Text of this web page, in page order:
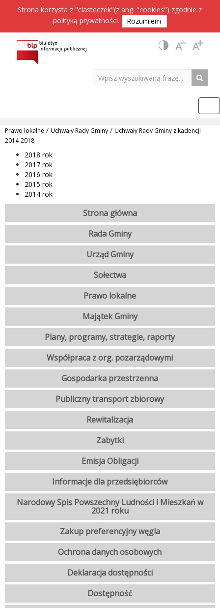
Strona korzysta z "ciasteczek"(z ang. "cookies") zgodnie z
polityką prywatności. Rozumiem
Prawo lokalne / Uchwały Rady Gminy / Uchwały Rady Gminy z kadencji
2014-2018
2018 rok
2017 rok
2016 rok
2015 rok
2014 rok
Strona główna
Rada Gminy
Urząd Gminy
Sołectwa
Prawo lokalne
Majątek Gminy
Plany, programy, strategie, raporty
Współpraca z org. pozarządowymi
Gospodarka przestrzenna
Publiczny transport zbiorowy
Rewitalizacja
Zabytki
Emisja Obligacji
Informacje dla przedsiębiorców
Narodowy Spis Powszechny Ludności i Mieszkań w
2021 roku
Zakup preferencyjny węgla
Ochrona danych osobowych
Deklaracja dostępności
Dostępność